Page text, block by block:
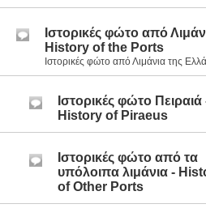
Ιστορικές φώτο από
History of the Ports
Ιστορικές φώτο από Λιμάνια της
Ιστορικές φώτο Πειραιά
History of Piraeus
Ιστορικές φώτο από τα
υπόλοιπα λιμάνια -
of Other Ports